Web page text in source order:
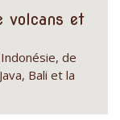
volcans et
de
Bali et la